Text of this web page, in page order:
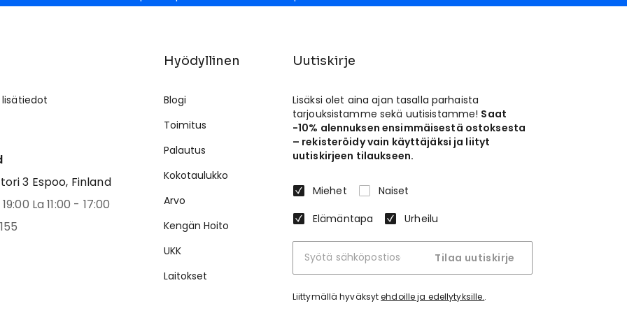
3 Espoo, Finland
La 11:00 - 17:00
Hyödyllinen
Blogi
Toimitus
Palautus
Kokotaulukko
Arvo
Kengän Hoito
UKK
Laitokset
Uutiskirje
Lisäksi olet aina ajan tasalla parhaista
tarjouksistamme sekä uutisistamme! Saat
-10% alennuksen ensimmäisestä ostoksesta
– rekisteröidy vain käyttäjäksi ja liityt
uutiskirjeen tilaukseen.
Miehet
Naiset
Elämäntapa
Urheilu
Tilaa uutiskirje
Liittymällä hyväksytehdoille ja edellytyksille..